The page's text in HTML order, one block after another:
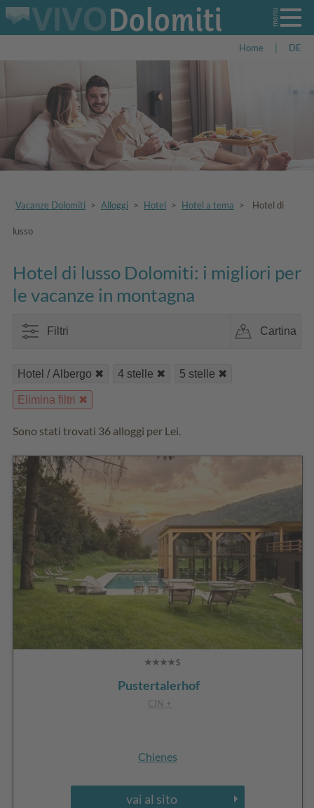
Home DE
Vacanze Dolomiti > Alloggi > Hotel > Hotel a tema > Hotel di
lusso
Hotel di lusso Dolomiti: i migliori per
le vacanze in montagna
Filtri Cartina
Hotel / Albergo 4 stelle 5 stelle
Elimina filtri
Sono stati trovati 36 alloggi per Lei.
Pustertalerhof
CIN +
Chienes
vai al sito